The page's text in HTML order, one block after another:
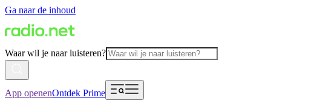
Ga naar de inhoud
Waar wil je naar luisteren?
App openenOntdek Prime